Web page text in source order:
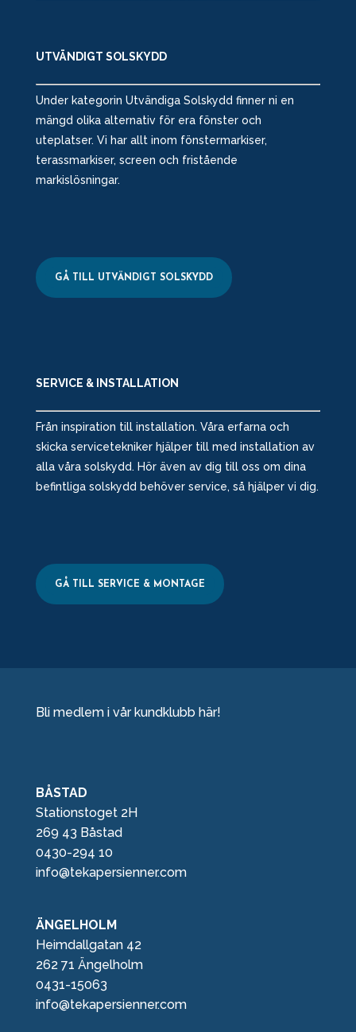
UTVÄNDIGT SOLSKYDD
Under kategorin Utvändiga Solskydd finner ni en
mängd olika alternativ för era fönster och
uteplatser. Vi har allt inom fönstermarkiser,
terassmarkiser, screen och fristående
markislösningar.
GÅ TILL UTVÄNDIGT SOLSKYDD
SERVICE & INSTALLATION
Från inspiration till installation. Våra erfarna och
skicka servicetekniker hjälper till med installation av
alla våra solskydd. Hör även av dig till oss om dina
befintliga solskydd behöver service, så hjälper vi dig.
GÅ TILL SERVICE & MONTAGE
Bli medlem i vår kundklubb här!
BÅSTAD
Stationstoget 2H
269 43 Båstad
0430-294 10
info@tekapersienner.com
ÄNGELHOLM
Heimdallgatan 42
262 71 Ängelholm
0431-15063
info@tekapersienner.com